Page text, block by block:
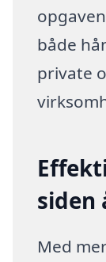
både
private
siden
Med